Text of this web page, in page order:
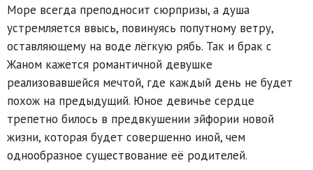
Море всегда преподносит сюрпризы, а душа
устремляется ввысь, повинуясь попутному ветру,
оставляющему на воде лёгкую рябь. Так и брак с
Жаном кажется романтичной девушке
реализовавшейся мечтой, где каждый день не будет
похож на предыдущий. Юное девичье сердце
трепетно билось в предвкушении эйфории новой
жизни, которая будет совершенно иной, чем
однообразное существование её родителей.